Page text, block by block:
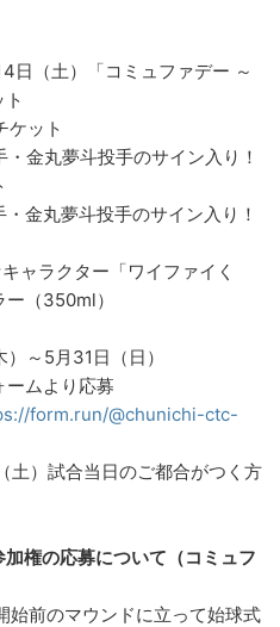
日（土）「コミュファデー ～
ケット
金丸夢斗投手のサイン入り！
金丸夢斗投手のサイン入り！
ャラクター「ワイファイく
（350ml）
～5月31日（日）
ームより応募
form.run/@chunichi-ctc-
土）試合当日のご都合がつく方
権の応募について（コミュフ
始前のマウンドに立って始球式